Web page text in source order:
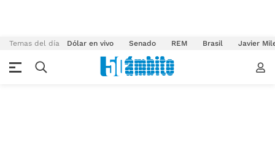
Temas del día Dólar en vivo Senado REM Brasil Javier